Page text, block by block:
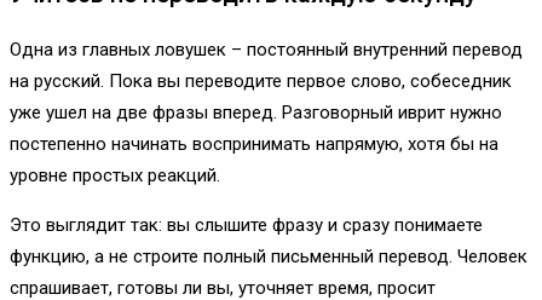
Одна из главных ловушек – постоянный внутренний перевод
на русский. Пока вы переводите первое слово, собеседник
уже ушел на две фразы вперед. Разговорный иврит нужно
постепенно начинать воспринимать напрямую, хотя бы на
уровне простых реакций.
Это выглядит так: вы слышите фразу и сразу понимаете
функцию, а не строите полный письменный перевод. Человек
спрашивает, готовы ли вы, уточняет время, просит